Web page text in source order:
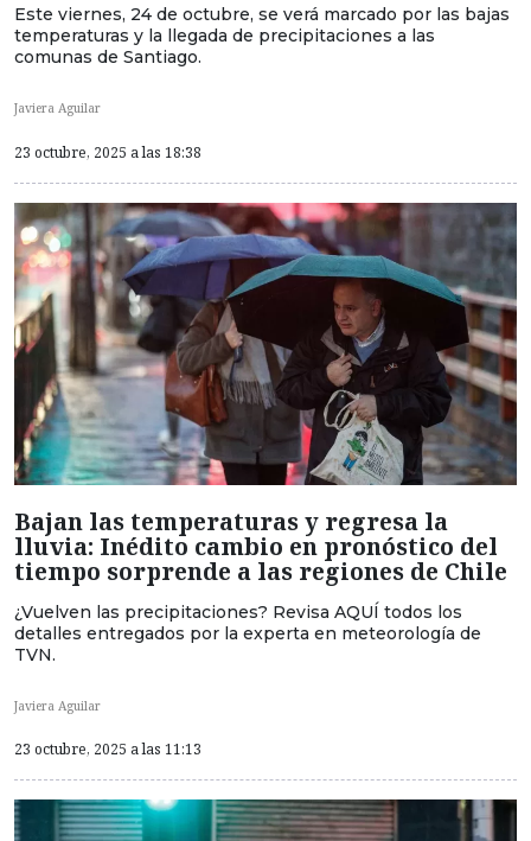
Este viernes, 24 de octubre, se verá marcado por las bajas
temperaturas y la llegada de precipitaciones a las
comunas de Santiago.
Javiera Aguilar
23 octubre, 2025 a las 18:38
Bajan las temperaturas y regresa la
lluvia: Inédito cambio en pronóstico del
tiempo sorprende a las regiones de Chile
¿Vuelven las precipitaciones? Revisa AQUÍ todos los
detalles entregados por la experta en meteorología de
TVN.
Javiera Aguilar
23 octubre, 2025 a las 11:13